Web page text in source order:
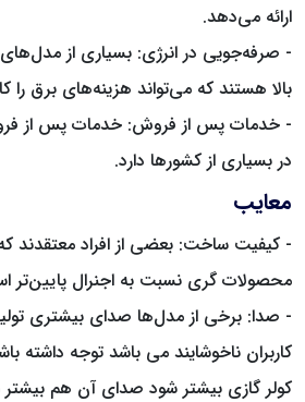
ارائه می‌دهد.
- صرفه‌جویی در انرژی: بسیاری از مدل‌های
بالا هستند که می‌تواند هزینه‌های برق
- خدمات پس از فروش: خدمات پس از
در بسیاری از کشورها دارد.
معایب
- کیفیت ساخت: بعضی از افراد معتقدند
محصولات گری نسبت به اجنرال پایین‌تر
- صدا: برخی از مدل‌ها صدای بیشتری
کاربران ناخوشایند می باشد توجه داشته
کولر گازی بیشتر شود صدای آن هم